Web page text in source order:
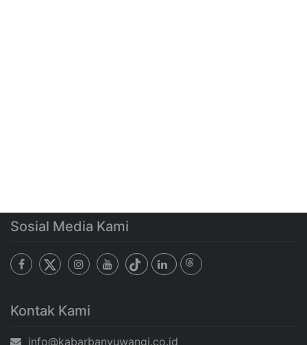
Sosial Media Kami
Kontak Kami
info@kabarbanyuwangi.co.id